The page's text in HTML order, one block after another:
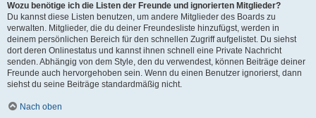
Wozu benötige ich die Listen der Freunde und ignorierten Mitglieder?
Du kannst diese Listen benutzen, um andere Mitglieder des Boards zu
verwalten. Mitglieder, die du deiner Freundesliste hinzufügst, werden in
deinem persönlichen Bereich für den schnellen Zugriff aufgelistet. Du siehst
dort deren Onlinestatus und kannst ihnen schnell eine Private Nachricht
senden. Abhängig von dem Style, den du verwendest, können Beiträge deiner
Freunde auch hervorgehoben sein. Wenn du einen Benutzer ignorierst, dann
siehst du seine Beiträge standardmäßig nicht.
Nach oben